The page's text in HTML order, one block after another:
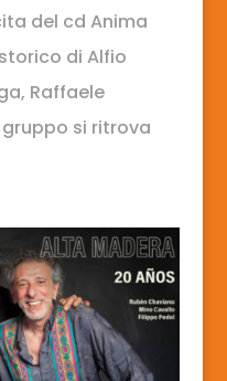
del cd Anima
di Alfio
Raffaele
si ritrova